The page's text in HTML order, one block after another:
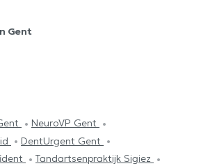
Gent
NeuroVP Gent
DentUrgent Gent
Tandartsenpraktijk Sigiez